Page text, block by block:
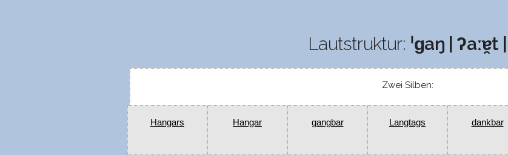
Lautstruktur: ˈɡaŋ | ʔaːɐ̯t |
Zwei Silben:
Hangars Hangar gangbar Langtags dankbar